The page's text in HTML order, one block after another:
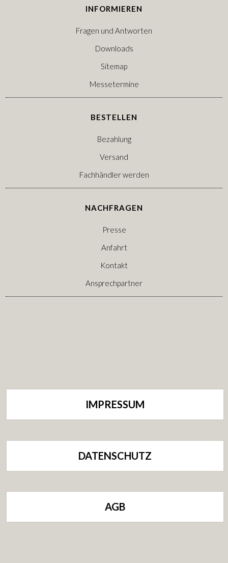
INFORMIEREN
Fragen und Antworten
Downloads
Sitemap
Messetermine
BESTELLEN
Bezahlung
Versand
Fachhändler werden
NACHFRAGEN
Presse
Anfahrt
Kontakt
Ansprechpartner
IMPRESSUM
DATENSCHUTZ
AGB